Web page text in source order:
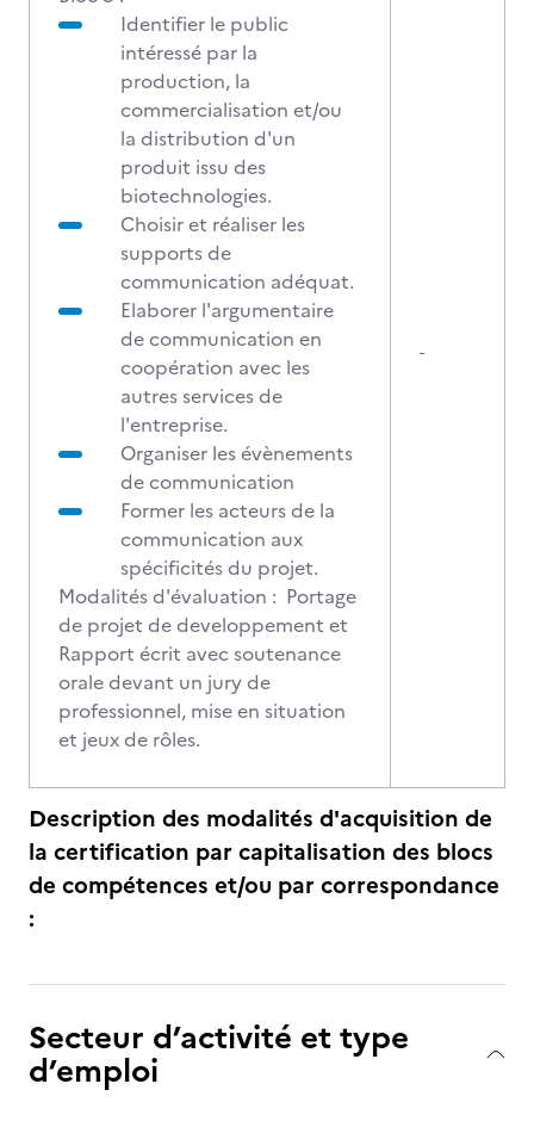
Identifier le public
intéressé par la
production, la
commercialisation et/ou
la distribution d'un
produit issu des
biotechnologies.
Choisir et réaliser les
supports de
communication adéquat.
Elaborer l'argumentaire
de communication en
coopération avec les
autres services de
l'entreprise.
Organiser les évènements
de communication
Former les acteurs de la
communication aux
spécificités du projet.
Modalités d'évaluation : Portage
de projet de developpement et
Rapport écrit avec soutenance
orale devant un jury de
professionnel, mise en situation
et jeux de rôles.
-
Description des modalités d'acquisition de
la certification par capitalisation des blocs
de compétences et/ou par correspondance
:
Secteur d’activité et type
d’emploi